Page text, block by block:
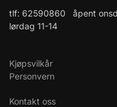
tlf: 62590860 åpent
lørdag 11-14
Kjøpsvilkår
Personvern
Kontakt oss